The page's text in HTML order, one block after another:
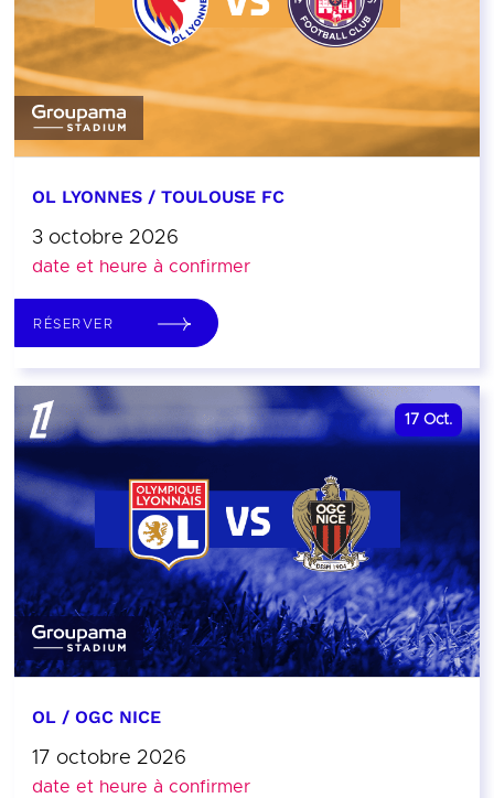
OL LYONNES / TOULOUSE FC
3 octobre 2026
date et heure à confirmer
RÉSERVER
17 Oct.
OL / OGC NICE
17 octobre 2026
date et heure à confirmer